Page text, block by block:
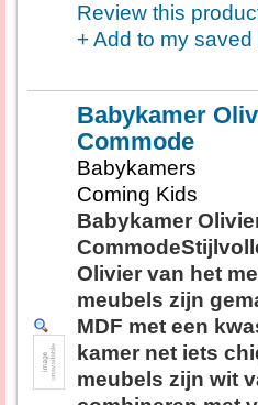
Review this
+ Add to my saved
Babykamer
Commode
Babykamers
Coming Kids
Babykamer
Olivier van het
meubels zijn
MDF met een
kamer net iets
meubels zijn wit